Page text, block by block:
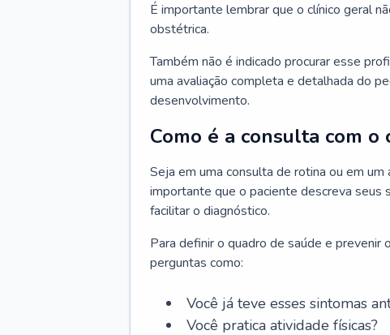
É importante lembrar que o clínico geral
obstétrica.
Também não é indicado procurar esse
uma avaliação completa e detalhada do
desenvolvimento.
Como é a consulta com o
Seja em uma consulta de rotina ou em
importante que o paciente descreva seus
facilitar o diagnóstico.
Para definir o quadro de saúde e prevenir
perguntas como:
Você já teve esses sintomas
Você pratica atividade físicas?